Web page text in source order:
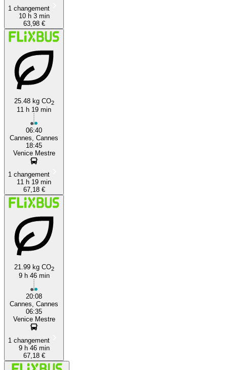
1 changement
10 h 3 min
63,98 €
25.48 kg CO2
11 h 19 min
06:40
Cannes, Cannes
18:45
Venice Mestre
1 changement
11 h 19 min
67,18 €
21.99 kg CO2
9 h 46 min
20:08
Cannes, Cannes
06:35
Venice Mestre
1 changement
9 h 46 min
67,18 €